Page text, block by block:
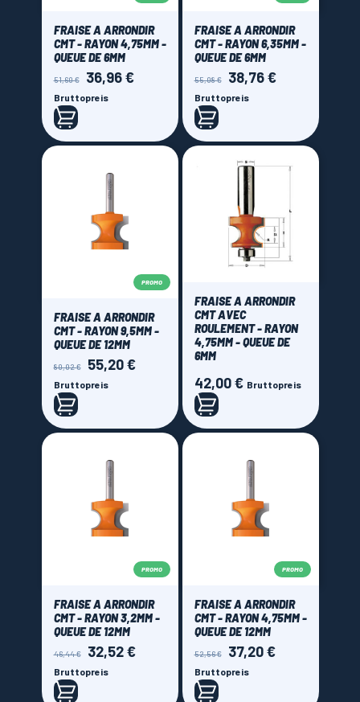
FRAISE A ARRONDIR
CMT - RAYON 4,75MM -
QUEUE DE 6MM
Verkaufspreis
51,60 € Preis
36,96 €
Bruttopreis
FRAISE A ARRONDIR
CMT - RAYON 6,35MM -
QUEUE DE 6MM
Verkaufspreis
55,08 € Preis
38,76 €
Bruttopreis
PROMO
FRAISE A ARRONDIR
CMT - RAYON 9,5MM -
QUEUE DE 12MM
Verkaufspreis
80,02 € Preis
55,20 €
Bruttopreis
FRAISE A ARRONDIR
CMT AVEC
ROULEMENT - RAYON
4,75MM - QUEUE DE
6MM
Preis
42,00 € Bruttopreis
PROMO
FRAISE A ARRONDIR
CMT - RAYON 3,2MM -
QUEUE DE 12MM
Verkaufspreis
46,44 € Preis
32,52 €
Bruttopreis
PROMO
FRAISE A ARRONDIR
CMT - RAYON 4,75MM -
QUEUE DE 12MM
Verkaufspreis
52,56 € Preis
37,20 €
Bruttopreis